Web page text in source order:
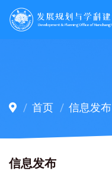
首页 信息发布
信息发布